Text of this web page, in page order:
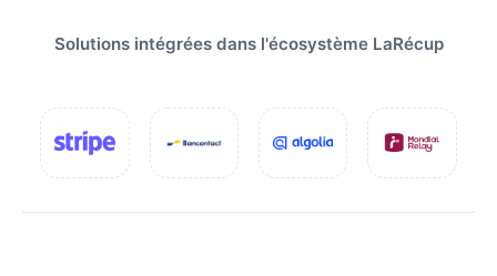
Solutions intégrées dans l'écosystème LaRécup